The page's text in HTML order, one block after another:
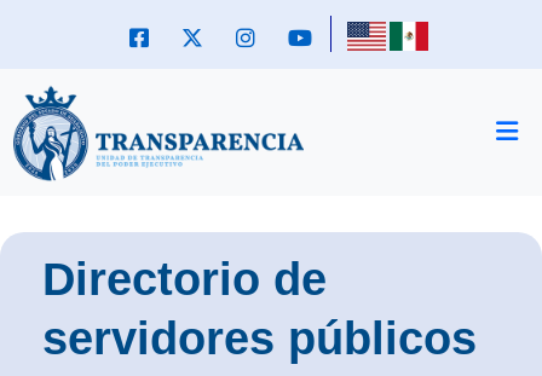
Directorio de
servidores públicos